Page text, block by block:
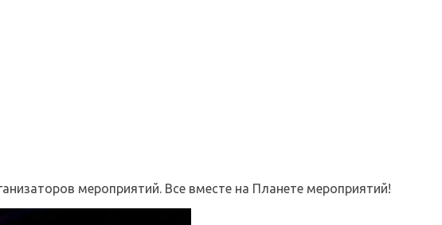
мероприятий. Все вместе на Планете мероприятий!